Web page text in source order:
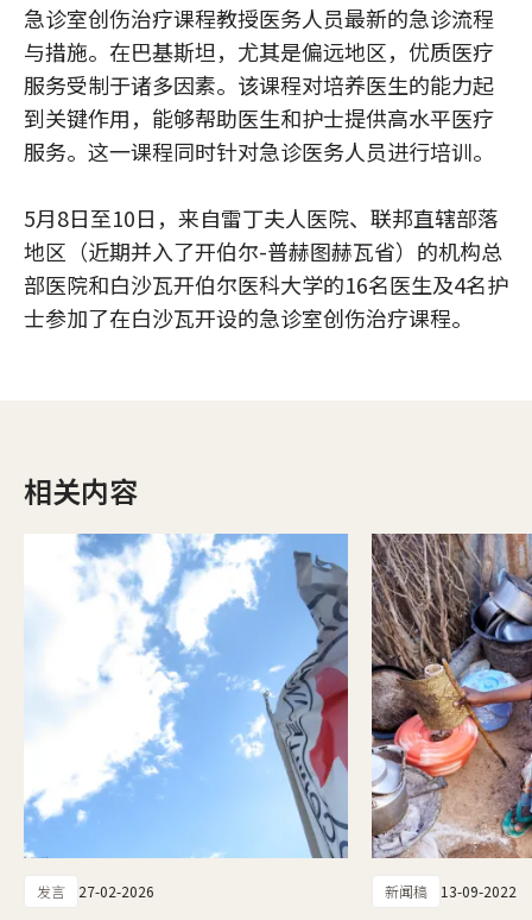
急诊室创伤治疗课程教授医务人员最新的急诊流程
与措施。在巴基斯坦，尤其是偏远地区，优质医疗
服务受制于诸多因素。该课程对培养医生的能力起
到关键作用，能够帮助医生和护士提供高水平医疗
服务。这一课程同时针对急诊医务人员进行培训。
5月8日至10日，来自雷丁夫人医院、联邦直辖部落
地区（近期并入了开伯尔-普赫图赫瓦省）的机构总
部医院和白沙瓦开伯尔医科大学的16名医生及4名护
士参加了在白沙瓦开设的急诊室创伤治疗课程。
相关内容
发言 27-02-2026 新闻稿 13-09-2022